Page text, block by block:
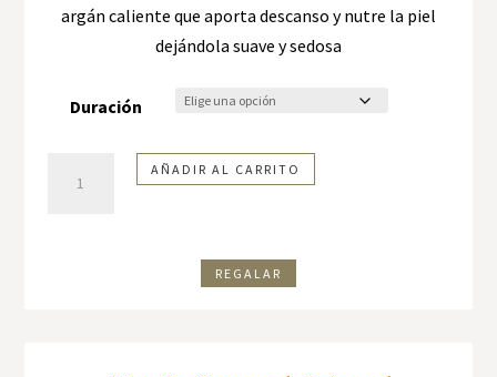
argán caliente que aporta descanso y nutre la piel
dejándola suave y sedosa
Duración
AÑADIR AL CARRITO
REGALAR